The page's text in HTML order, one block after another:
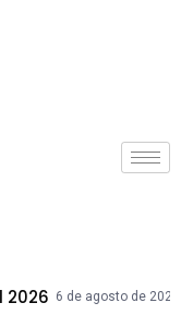
Mallplaza